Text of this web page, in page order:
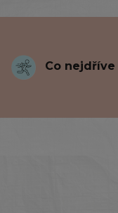
Co nejdříve